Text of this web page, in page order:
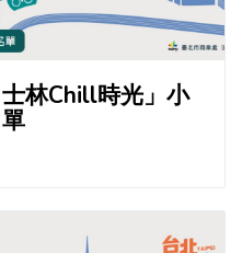
士林Chill時光」小